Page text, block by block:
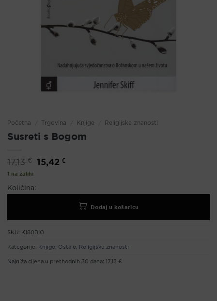
Početna Trgovina Knjige Religijske znanosti
Susreti s Bogom
17,13€
Izvorna
cijena
15,42€Trenutna
1 na zalihi
Količina:
Dodaj u košaricu
SKU: K180BIO
Kategorije: Knjige Ostalo Religijske znanosti
Najniža cijena u prethodnih 30 dana: 17,13 €